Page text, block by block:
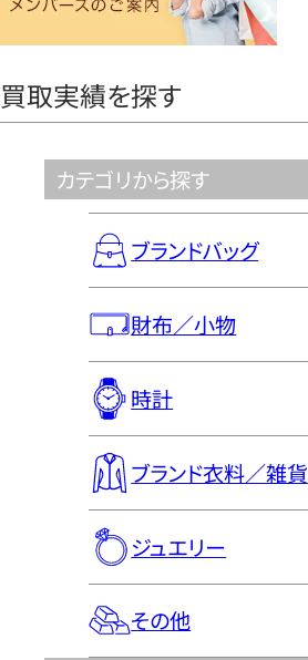
買取実績を探す
カテゴリから探す
ブランドバッグ
財布／小物
時計
ブランド衣料／雑貨
ジュエリー
その他